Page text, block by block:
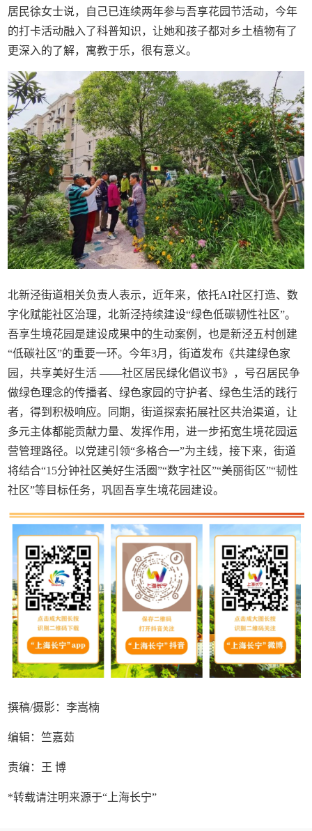
居民徐女士说，自己已连续两年参与吾享花园节活动，今年
的打卡活动融入了科普知识，让她和孩子都对乡土植物有了
更深入的了解，寓教于乐，很有意义。
北新泾街道相关负责人表示，近年来，依托AI社区打造、数
字化赋能社区治理，北新泾持续建设“绿色低碳韧性社区”。
吾享生境花园是建设成果中的生动案例，也是新泾五村创建
“低碳社区”的重要一环。今年3月，街道发布《共建绿色家
园，共享美好生活 ——社区居民绿化倡议书》，号召居民争
做绿色理念的传播者、绿色家园的守护者、绿色生活的践行
者，得到积极响应。同期，街道探索拓展社区共治渠道，让
多元主体都能贡献力量、发挥作用，进一步拓宽生境花园运
营管理路径。以党建引领“多格合一”为主线，接下来，街道
将结合“15分钟社区美好生活圈”“数字社区”“美丽街区”“韧性
社区”等目标任务，巩固吾享生境花园建设。
撰稿/摄影：李嵩楠
编辑：竺嘉茹
责编：王 博
*转载请注明来源于“上海长宁”